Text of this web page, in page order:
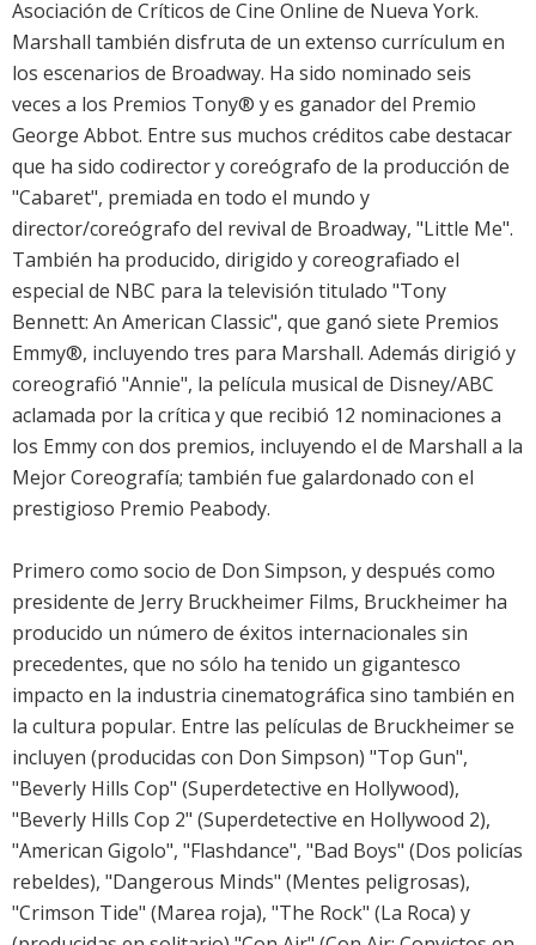
Asociación de Críticos de Cine Online de Nueva York.
Marshall también disfruta de un extenso currículum en
los escenarios de Broadway. Ha sido nominado seis
veces a los Premios Tony® y es ganador del Premio
George Abbot. Entre sus muchos créditos cabe destacar
que ha sido codirector y coreógrafo de la producción de
"Cabaret", premiada en todo el mundo y
director/coreógrafo del revival de Broadway, "Little Me".
También ha producido, dirigido y coreografiado el
especial de NBC para la televisión titulado "Tony
Bennett: An American Classic", que ganó siete Premios
Emmy®, incluyendo tres para Marshall. Además dirigió y
coreografió "Annie", la película musical de Disney/ABC
aclamada por la crítica y que recibió 12 nominaciones a
los Emmy con dos premios, incluyendo el de Marshall a la
Mejor Coreografía; también fue galardonado con el
prestigioso Premio Peabody.
Primero como socio de Don Simpson, y después como
presidente de Jerry Bruckheimer Films, Bruckheimer ha
producido un número de éxitos internacionales sin
precedentes, que no sólo ha tenido un gigantesco
impacto en la industria cinematográfica sino también en
la cultura popular. Entre las películas de Bruckheimer se
incluyen (producidas con Don Simpson) "Top Gun",
"Beverly Hills Cop" (Superdetective en Hollywood),
"Beverly Hills Cop 2" (Superdetective en Hollywood 2),
"American Gigolo", "Flashdance", "Bad Boys" (Dos policías
rebeldes), "Dangerous Minds" (Mentes peligrosas),
"Crimson Tide" (Marea roja), "The Rock" (La Roca) y